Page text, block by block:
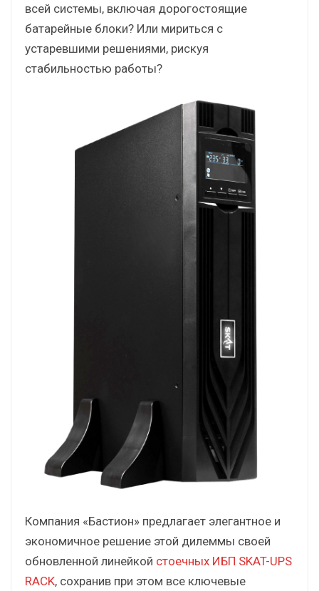
всей системы, включая дорогостоящие
батарейные блоки? Или мириться с
устаревшими решениями, рискуя
стабильностью работы?
Компания «Бастион» предлагает элегантное и
экономичное решение этой дилеммы своей
обновленной линейкой стоечных ИБП SKAT-UPS
RACK, сохранив при этом все ключевые